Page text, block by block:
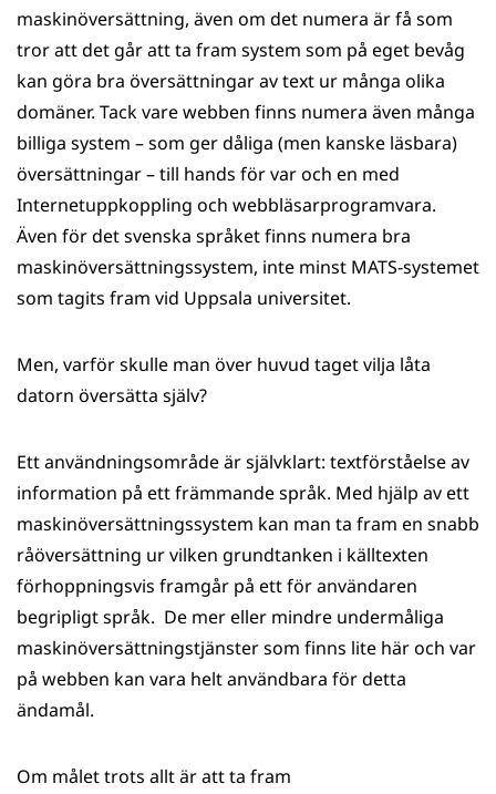
maskinöversättning, även om det numera är få som
tror att det går att ta fram system som på eget bevåg
kan göra bra översättningar av text ur många olika
domäner. Tack vare webben finns numera även många
billiga system – som ger dåliga (men kanske läsbara)
översättningar – till hands för var och en med
Internetuppkoppling och webbläsarprogramvara.
Även för det svenska språket finns numera bra
maskinöversättningssystem, inte minst MATS-systemet
som tagits fram vid Uppsala universitet.
Men, varför skulle man över huvud taget vilja låta
datorn översätta själv?
Ett användningsområde är självklart: textförståelse av
information på ett främmande språk. Med hjälp av ett
maskinöversättningssystem kan man ta fram en snabb
råöversättning ur vilken grundtanken i källtexten
förhoppningsvis framgår på ett för användaren
begripligt språk. De mer eller mindre undermåliga
maskinöversättningstjänster som finns lite här och var
på webben kan vara helt användbara för detta
ändamål.
Om målet trots allt är att ta fram